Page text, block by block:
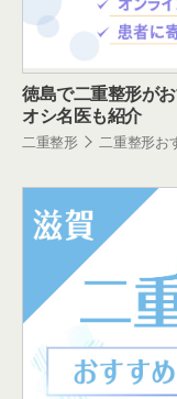
徳島で二重整形が
オシ名医も紹介
二重整形 二重整形お